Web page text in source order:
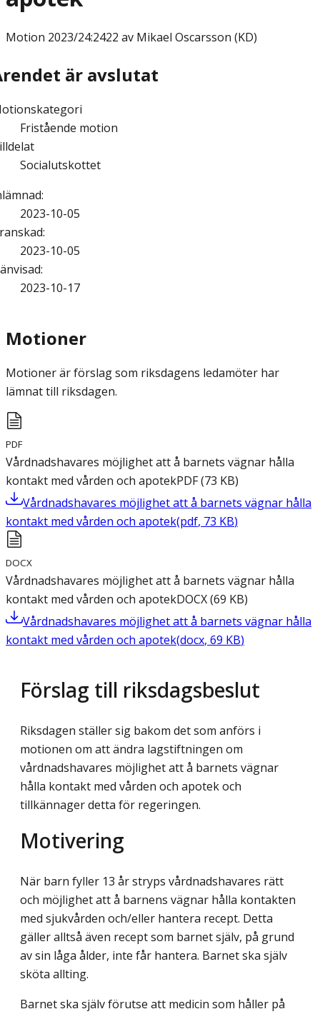
Motion 2023/24:2422 av Mikael Oscarsson (KD)
är avslutat
Fristående motion
Socialutskottet
:
2023-10-05
:
2023-10-05
:
2023-10-17
Motioner
Motioner är förslag som riksdagens ledamöter har
lämnat till riksdagen.
PDF
Vårdnadshavares möjlighet att å barnets vägnar hålla
kontakt med vården och apotekPDF(73 KB)
Vårdnadshavares möjlighet att å barnets vägnar hålla
kontakt med vården och apotek(pdf, 73 KB)
DOCX
Vårdnadshavares möjlighet att å barnets vägnar hålla
kontakt med vården och apotekDOCX(69 KB)
Vårdnadshavares möjlighet att å barnets vägnar hålla
kontakt med vården och apotek(docx, 69 KB)
Förslag till riksdagsbeslut
Riksdagen ställer sig bakom det som anförs i
motionen om att ändra lagstiftningen om
vårdnadshavares möjlighet att å barnets vägnar
hålla kontakt med vården och apotek och
tillkännager detta för regeringen.
Motivering
När barn fyller 13 år stryps vårdnadshavares rätt
och möjlighet att å barnens vägnar hålla kontakten
med sjukvården och/eller hantera recept. Detta
gäller alltså även recept som barnet själv, på grund
av sin låga ålder, inte får hantera. Barnet ska själv
sköta allting.
Barnet ska själv förutse att medicin som håller på